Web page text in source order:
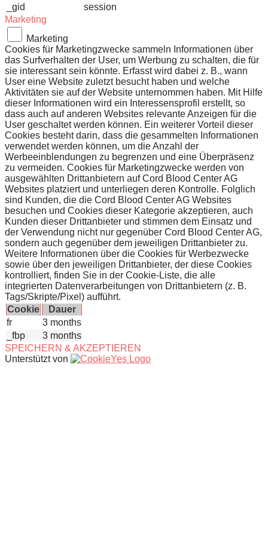
_gid
session
Marketing
Marketing
Cookies für Marketingzwecke sammeln Informationen über
das Surfverhalten der User, um Werbung zu schalten, die für
sie interessant sein könnte. Erfasst wird dabei z. B., wann
User eine Website zuletzt besucht haben und welche
Aktivitäten sie auf der Website unternommen haben. Mit Hilfe
dieser Informationen wird ein Interessensprofil erstellt, so
dass auch auf anderen Websites relevante Anzeigen für die
User geschaltet werden können. Ein weiterer Vorteil dieser
Cookies besteht darin, dass die gesammelten Informationen
verwendet werden können, um die Anzahl der
Werbeeinblendungen zu begrenzen und eine Überpräsenz
zu vermeiden. Cookies für Marketingzwecke werden von
ausgewählten Drittanbietern auf Cord Blood Center AG
Websites platziert und unterliegen deren Kontrolle. Folglich
sind Kunden, die die Cord Blood Center AG Websites
besuchen und Cookies dieser Kategorie akzeptieren, auch
Kunden dieser Drittanbieter und stimmen dem Einsatz und
der Verwendung nicht nur gegenüber Cord Blood Center AG,
sondern auch gegenüber dem jeweiligen Drittanbieter zu.
Weitere Informationen über die Cookies für Werbezwecke
sowie über den jeweiligen Drittanbieter, der diese Cookies
kontrolliert, finden Sie in der Cookie-Liste, die alle
integrierten Datenverarbeitungen von Drittanbietern (z. B.
Tags/Skripte/Pixel) aufführt.
Cookie
Dauer
fr
3 months
_fbp
3 months
SPEICHERN & AKZEPTIEREN
Unterstützt von